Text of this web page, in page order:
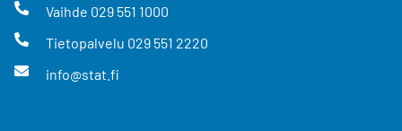
Vaihde 029 551 1000
Tietopalvelu 029 551 2220
info@stat.fi